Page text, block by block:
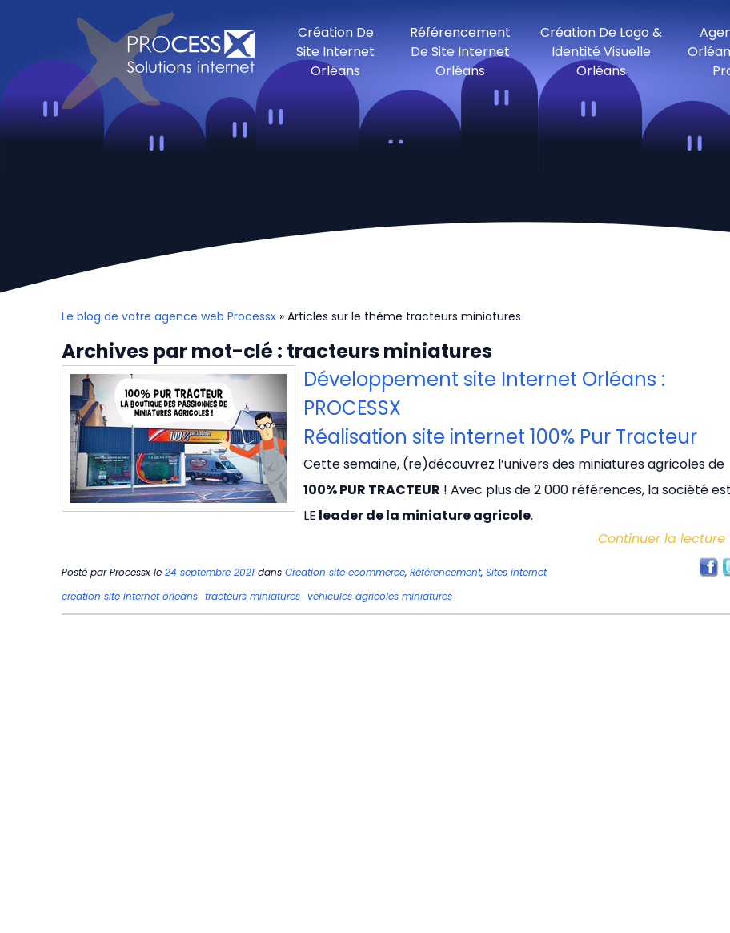
Création De
Site Internet
Orléans
Référencement
De Site Internet
Orléans
Création De Logo &
Identité Visuelle
Orléans
Le blog de votre agence web Processx » Articles sur le thème tracteurs miniatures
Archives par mot-clé : tracteurs miniatures
Développement site Internet Orléans :
PROCESSX
Réalisation site internet 100% Pur Tracteur
Cette semaine, (re)découvrez l’univers des miniatures agricoles de
100% PUR TRACTEUR ! Avec plus de 2 000 références, la société est
LE leader de la miniature agricole.
Continuer la lecture
Posté parProcessx le 24 septembre 2021 dans Creation site ecommerce, Référencement, Sites internet
creation site internet orleans tracteurs miniatures vehicules agricoles miniatures